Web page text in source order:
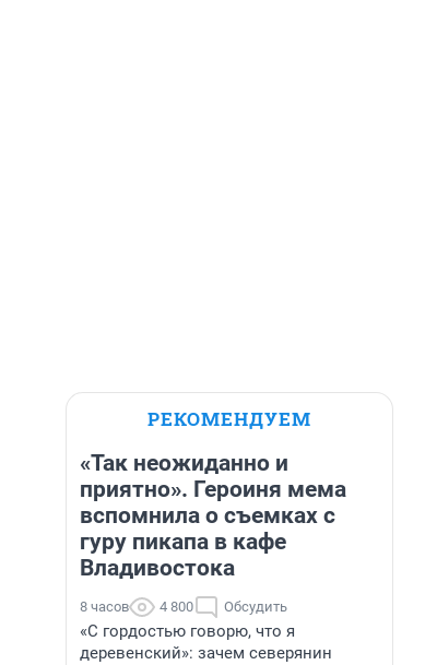
РЕКОМЕНДУЕМ
«Так неожиданно и
приятно». Героиня мема
вспомнила о съемках с
гуру пикапа в кафе
Владивостока
8 часов 4 800 Обсудить
«С гордостью говорю, что я
деревенский»: зачем северянин